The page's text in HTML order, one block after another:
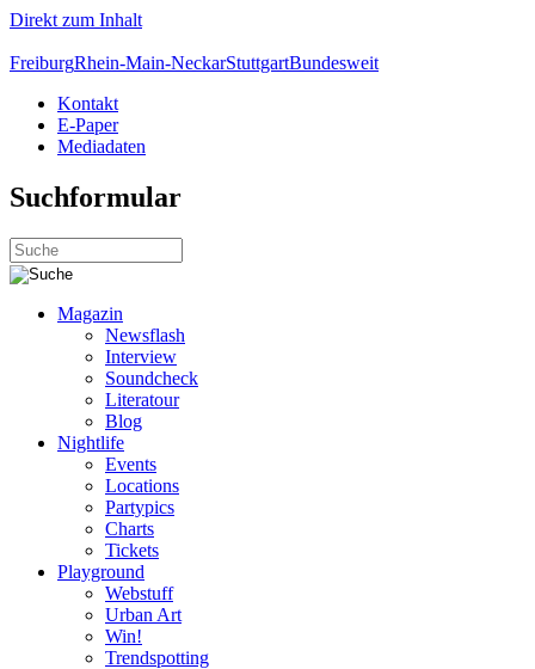
Direkt zum Inhalt
FreiburgRhein-Main-NeckarStuttgartBundesweit
Kontakt
E-Paper
Mediadaten
Suchformular
Magazin
Newsflash
Interview
Soundcheck
Literatour
Blog
Nightlife
Events
Locations
Partypics
Charts
Tickets
Playground
Webstuff
Urban Art
Win!
Trendspotting